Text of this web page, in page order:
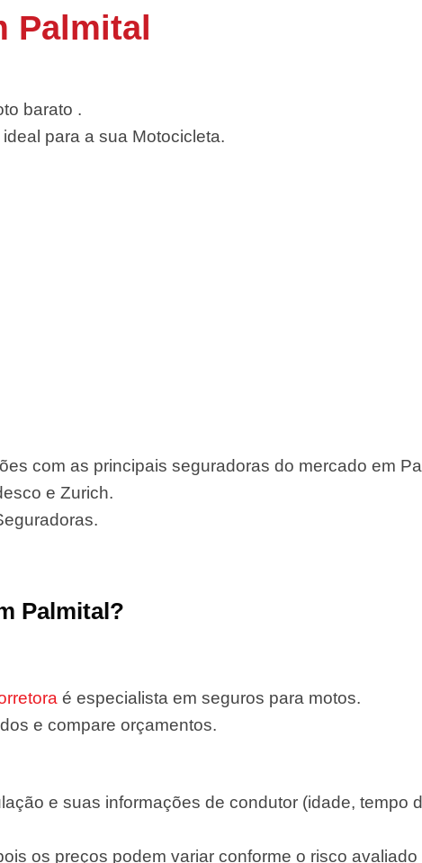
Palmital
barato .
para a sua Motocicleta.
com as principais seguradoras do mercado em
e Zurich.
Palmital?
é especialista em seguros para motos.
e compare orçamentos.
e suas informações de condutor (idade, tempo
os preços podem variar conforme o risco